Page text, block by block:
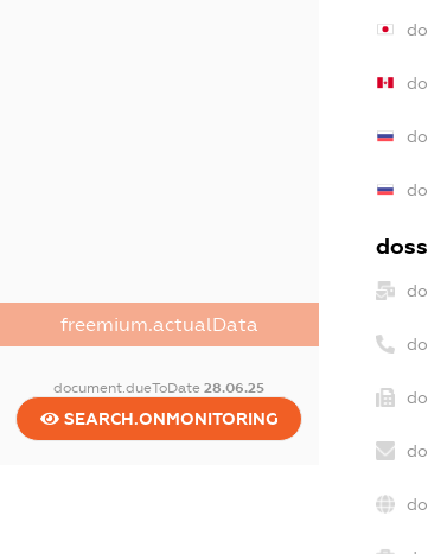
freemium.actualData
document.dueToDate28.06.25
SEARCH.ONMONITORING